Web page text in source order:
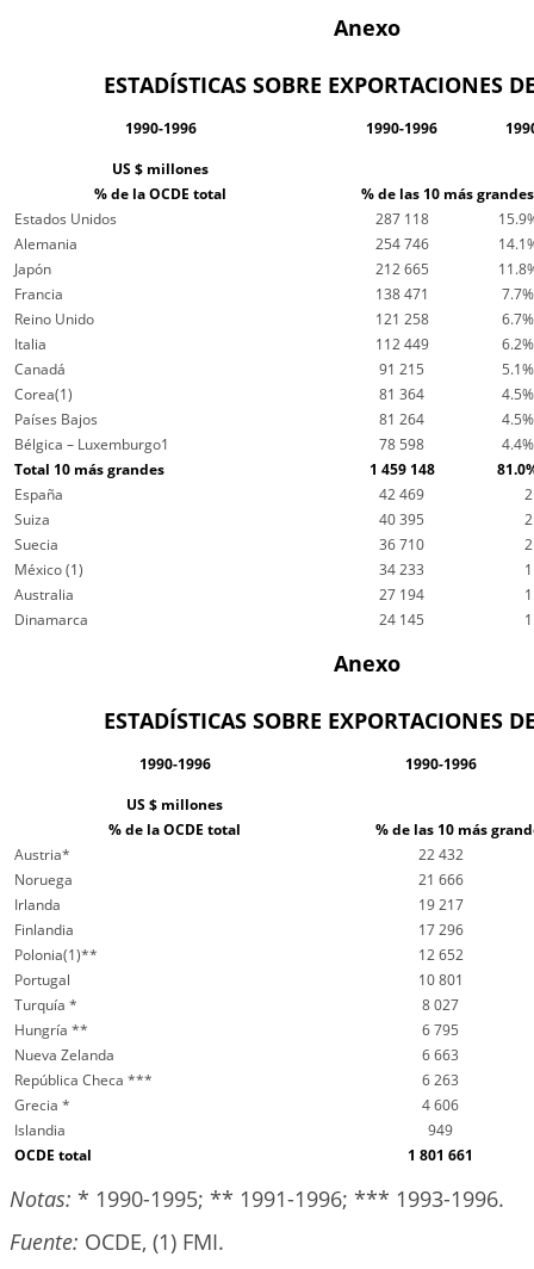
Anexo
ESTADÍSTICAS SOBRE EXPORTACIONES
1990-1996
US $ millones
1990-1996
% de la OCDE total
% de las 10 más grandes
Estados Unidos
287 118
Alemania
254 746
Japón
212 665
Francia
138 471
7.7%
Reino Unido
121 258
6.7%
Italia
112 449
6.2%
Canadá
91 215
5.1%
Corea(1)
81 364
4.5%
Países Bajos
81 264
4.5%
Bélgica – Luxemburgo1
78 598
4.4%
Total 10 más grandes
1 459 148
España
42 469
Suiza
40 395
Suecia
36 710
México (1)
34 233
Australia
27 194
Dinamarca
24 145
Anexo
ESTADÍSTICAS SOBRE EXPORTACIONES
1990-1996
US $ millones
1990-1996
% de la OCDE total
% de las 10 más
Austria*
22 432
Noruega
21 666
Irlanda
19 217
Finlandia
17 296
Polonia(1)**
12 652
Portugal
10 801
Turquía *
8 027
Hungría **
6 795
Nueva Zelanda
6 663
República Checa ***
6 263
Grecia *
4 606
Islandia
949
OCDE total
1 801 661
Notas: * 1990-1995; ** 1991-1996; *** 1993-1996.
Fuente: OCDE, (1) FMI.